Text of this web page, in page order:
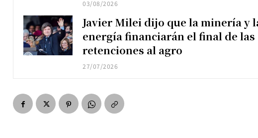
03/08/2026
Javier Milei dijo que la minería y
energía financiarán el final de las
retenciones al agro
27/07/2026